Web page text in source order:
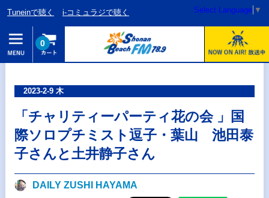
Tuneinで聴く i-コミュラジで聴く Select Language ▼
0
2023-2-9 木
「チャリティーパーティ花の会 」国
際ソロプチミスト逗子・葉山 池田泰
子さんと土井静子さん
DAILY ZUSHI HAYAMA